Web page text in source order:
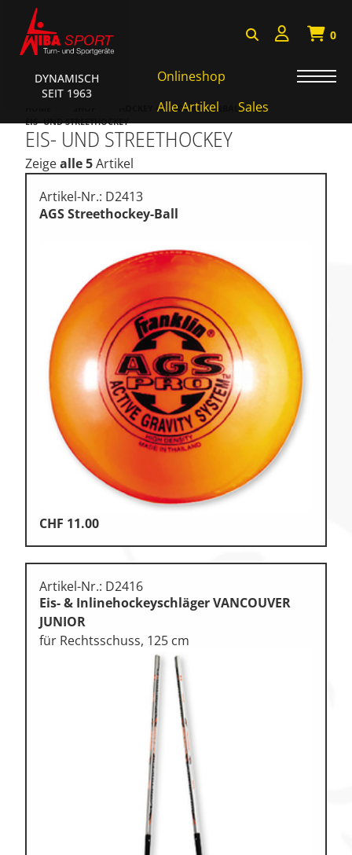
DYNAMISCH
SEIT 1963
0
Onlineshop
Alle Artikel
Sales
AKTIONEN • WIBA SPORT
Badminton • Faustball
Cube Sports
Fitness • Funktional Training
Fussball • Handballtore
Hockey • Tchouk • Funball
Kampfsport
Klettern & Bouldern
Leichtathletik
Objekteinrichtungen
Spielgeräte • Psychomotorik
Technische Dokumentation
Turnen • Gymnastik • Ballett
Volleyball • Beachvolleyball
Wassersport
Zu den Ersatzteilen
Zu den Print Medien
HOCKEY • TCHOUK • FUNBALL
EIS- UND STREETHOCKEY
EIS- UND STREETHOCKEY
Zeigealle 5Artikel
Artikel-Nr.: D2413
AGS Streethockey-Ball
CHF 11.00
Artikel-Nr.: D2416
Eis- & Inlinehockeyschläger VANCOUVER
JUNIOR
für Rechtsschuss, 125 cm